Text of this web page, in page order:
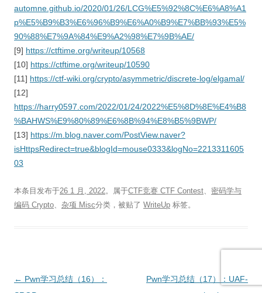
automne.github.io/2020/01/26/LCG%E5%92%8C%E6%A8%A1
p%E5%B9%B3%E6%96%B9%E6%A0%B9%E7%BB%93%E5%
90%88%E7%9A%84%E9%A2%98%E7%9B%AE/
[9] https://ctftime.org/writeup/10568
[10] https://ctftime.org/writeup/10590
[11] https://ctf-wiki.org/crypto/asymmetric/discrete-log/elgamal/
[12]
https://harry0597.com/2022/01/24/2022%E5%8D%8E%E4%B8
%BAHWS%E9%80%89%E6%8B%94%E8%B5%9BWP/
[13] https://m.blog.naver.com/PostView.naver?
isHttpsRedirect=true&blogId=mouse0333&logNo=2213311605
03
本条目发布于26 1 月, 2022。属于CTF竞赛 CTF Contest、 密码学与
编码 Crypto、 杂项 Misc分类，被贴了 WriteUp 标签。
文
← Pwn学习总结（16）：
Pwn学习总结（17）：UAF-